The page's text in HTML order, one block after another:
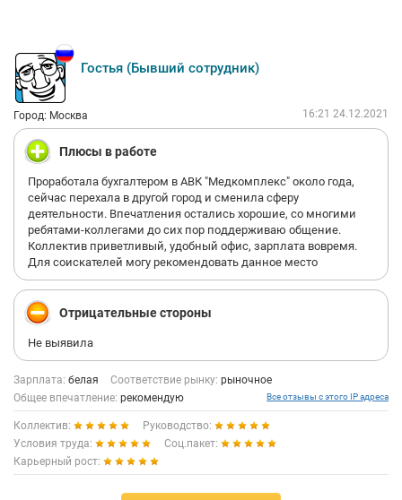
Гостья (Бывший сотрудник)
Город: Москва 16:21 24.12.2021
Плюсы в работе
Проработала бухгалтером в АВК "Медкомплекс" около года,
сейчас перехала в другой город и сменила сферу
деятельности. Впечатления остались хорошие, со многими
ребятами-коллегами до сих пор поддерживаю общение.
Коллектив приветливый, удобный офис, зарплата вовремя.
Для соискателей могу рекомендовать данное место
Отрицательные стороны
Не выявила
Зарплата: белая Соответствие рынку: рыночное
Общее впечатление: рекомендую Все отзывы с этого IP адреса
Коллектив:
Руководство:
Условия труда:
Соц.пакет:
Карьерный рост: